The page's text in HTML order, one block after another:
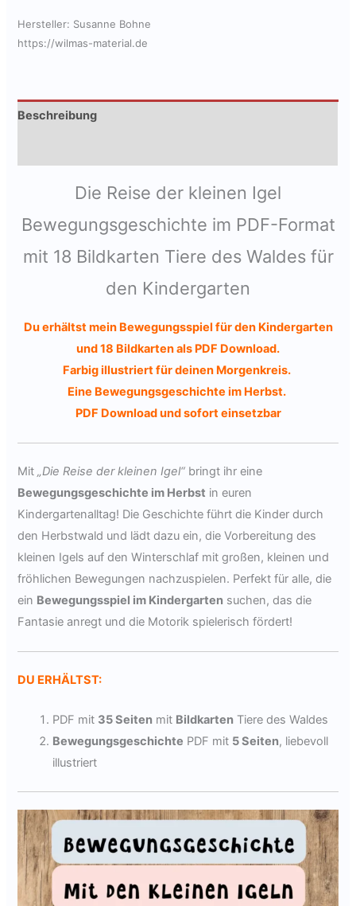
Hersteller: Susanne Bohne
https://wilmas-material.de
Beschreibung
Die Reise der kleinen Igel
Bewegungsgeschichte im PDF-Format
mit 18 Bildkarten Tiere des Waldes für
den Kindergarten
Du erhältst mein Bewegungsspiel für den Kindergarten
und 18 Bildkarten als PDF Download.
Farbig illustriert für deinen Morgenkreis.
Eine Bewegungsgeschichte im Herbst.
PDF Download und sofort einsetzbar
Mit„Die Reise der kleinen Igel“ bringt ihr eine
Bewegungsgeschichte im Herbst in euren
Kindergartenalltag! Die Geschichte führt die Kinder durch
den Herbstwald und lädt dazu ein, die Vorbereitung des
kleinen Igels auf den Winterschlaf mit großen, kleinen und
fröhlichen Bewegungen nachzuspielen. Perfekt für alle, die
ein Bewegungsspiel im Kindergarten suchen, das die
Fantasie anregt und die Motorik spielerisch fördert!
DU ERHÄLTST:
PDF mit 35 Seiten mit Bildkarten Tiere des Waldes
Bewegungsgeschichte PDF mit 5 Seiten, liebevoll
illustriert